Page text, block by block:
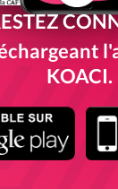
KOACI.